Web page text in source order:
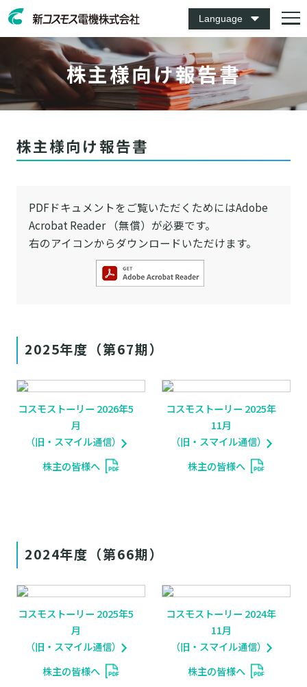
Language
株主様向け報告書
株主様向け報告書
PDFドキュメントをご覧いただくためにはAdobe
Acrobat Reader （無償）が必要です。
右のアイコンからダウンロードいただけます。
2025年度（第67期）
コスモストーリー 2026年5
月
（旧・スマイル通信）
株主の皆様へ
コスモストーリー 2025年
11月
（旧・スマイル通信）
株主の皆様へ
2024年度（第66期）
コスモストーリー 2025年5
月
（旧・スマイル通信）
株主の皆様へ
コスモストーリー 2024年
11月
（旧・スマイル通信）
株主の皆様へ